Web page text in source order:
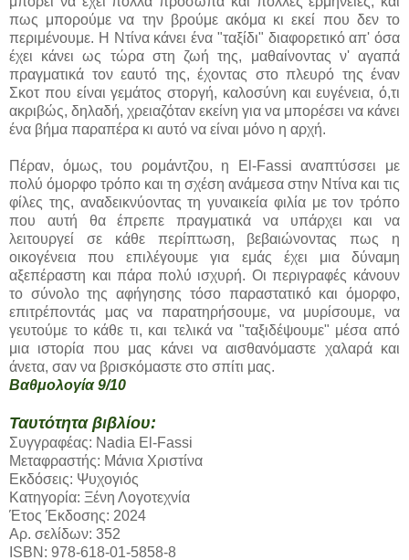
πως μπορούμε να την βρούμε ακόμα κι εκεί που δεν το
περιμένουμε. Η Ντίνα κάνει ένα "ταξίδι" διαφορετικό απ' όσα
έχει κάνει ως τώρα στη ζωή της, μαθαίνοντας ν' αγαπά
πραγματικά τον εαυτό της, έχοντας στο πλευρό της έναν
Σκοτ που είναι γεμάτος στοργή, καλοσύνη και ευγένεια, ό,τι
ακριβώς, δηλαδή, χρειαζόταν εκείνη για να μπορέσει να κάνει
ένα βήμα παραπέρα κι αυτό να είναι μόνο η αρχή.
Πέραν, όμως, του ρομάντζου, η El-Fassi αναπτύσσει με
πολύ όμορφο τρόπο και τη σχέση ανάμεσα στην Ντίνα και τις
φίλες της, αναδεικνύοντας τη γυναικεία φιλία με τον τρόπο
που αυτή θα έπρεπε πραγματικά να υπάρχει και να
λειτουργεί σε κάθε περίπτωση, βεβαιώνοντας πως η
οικογένεια που επιλέγουμε για εμάς έχει μια δύναμη
αξεπέραστη και πάρα πολύ ισχυρή. Οι περιγραφές κάνουν
το σύνολο της αφήγησης τόσο παραστατικό και όμορφο,
επιτρέποντάς μας να παρατηρήσουμε, να μυρίσουμε, να
γευτούμε το κάθε τι, και τελικά να "ταξιδέψουμε" μέσα από
μια ιστορία που μας κάνει να αισθανόμαστε χαλαρά και
άνετα, σαν να βρισκόμαστε στο σπίτι μας.
Βαθμολογία 9/10
Ταυτότητα βιβλίου:
Συγγραφέας: Nadia El-Fassi
Μεταφραστής: Μάνια Χριστίνα
Εκδόσεις: Ψυχογιός
Κατηγορία: Ξένη Λογοτεχνία
Έτος Έκδοσης: 2024
Αρ. σελίδων: 352
ISBN: 978-618-01-5858-8